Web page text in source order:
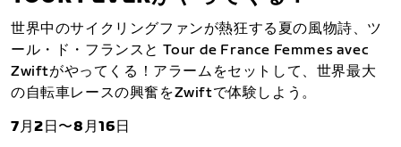
世界中のサイクリングファンが熱狂する夏の風物詩、ツ
ール・ド・フランスと Tour de France Femmes avec
Zwiftがやってくる！アラームをセットして、世界最大
の自転車レースの興奮をZwiftで体験しよう。
7月2日〜8月16日